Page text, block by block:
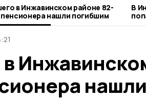
в Инжавинском районе 82-
нашли погибшим
В